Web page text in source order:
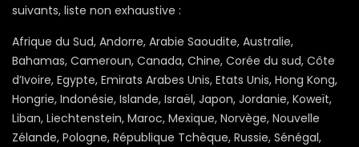
suivants, liste non exhaustive :
Afrique du Sud, Andorre, Arabie Saoudite, Australie,
Bahamas, Cameroun, Canada, Chine, Corée du sud, Côte
d’Ivoire, Egypte, Emirats Arabes Unis, Etats Unis, Hong Kong,
Hongrie, Indonésie, Islande, Israël, Japon, Jordanie, Koweït,
Liban, Liechtenstein, Maroc, Mexique, Norvège, Nouvelle
Zélande, Pologne, République Tchèque, Russie, Sénégal,